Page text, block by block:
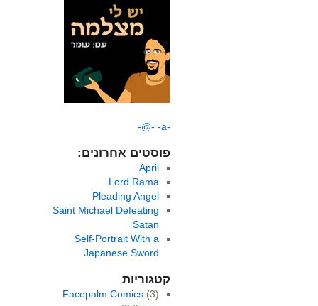
-a-
-@-
פוסטים אחרונים:
April
Lord Rama
Pleading Angel
Saint Michael Defeating
Satan
Self-Portrait With a
Japanese Sword
קטגוריות
Facepalm Comics (3)